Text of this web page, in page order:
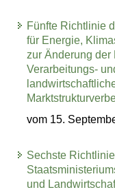
Fünfte Richtlinie
für Energie,
zur Änderung der
Verarbeitungs-
vom 15.
Sechste
und